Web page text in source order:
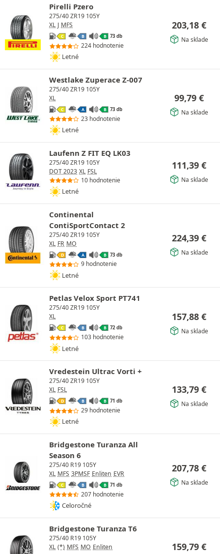
Pirelli Pzero
275/40 ZR19 105Y
XL J MFS
C B B 73 db
224 hodnotenie
Letné
203,18 €
Na sklade
Westlake Zuperace Z-007
275/40 ZR19 105Y
XL
C A B 73 db
23 hodnotenie
Letné
99,79 €
Na sklade
Laufenn Z FIT EQ LK03
275/40 ZR19 105Y
DOT 2023 XL FSL
10 hodnotenie
Letné
111,39 €
Na sklade
Continental
ContiSportContact 2
275/40 ZR19 105Y
XL FR MO
D A B 73 db
9 hodnotenie
Letné
224,39 €
Na sklade
Petlas Velox Sport PT741
275/40 ZR19 105Y
XL
C B B 72 db
103 hodnotenie
Letné
157,88 €
Na sklade
Vredestein Ultrac Vorti +
275/40 ZR19 105Y
XL FSL
D B B 71 db
29 hodnotenie
Letné
133,79 €
Na sklade
Bridgestone Turanza All
Season 6
275/40 R19 105Y
XL MFS 3PMSF Enliten EVR
C B B 71 db
207 hodnotenie
Celoročné
207,78 €
Na sklade
Bridgestone Turanza T6
275/40 R19 105Y
XL (*) MFS MO Enliten 159,79 €